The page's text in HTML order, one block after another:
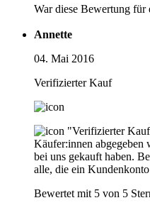
War diese Bewertung
Annette
04. Mai 2016
Verifizierter Kauf
"Verifizierter
Käufer:innen abgegeben
bei uns gekauft haben.
alle, die ein
Bewertet mit 5 von 5